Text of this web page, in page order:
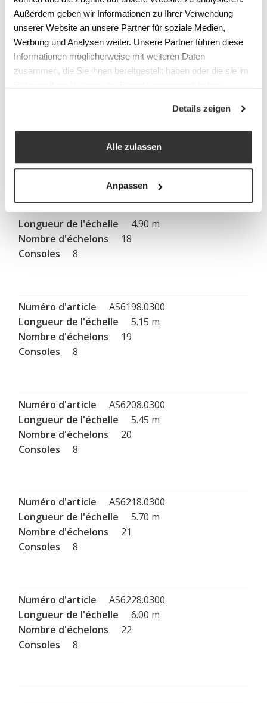
Außerdem geben wir Informationen zu Ihrer Verwendung
unserer Website an unsere Partner für soziale Medien,
Werbung und Analysen weiter. Unsere Partner führen diese
Informationen möglicherweise mit weiteren Daten
zusammen, die Sie ihnen bereitgestellt haben oder die sie im
Details zeigen
Alle zulassen
Anpassen
AS6166.0300
4.30 m
16
6
AS6188.0300
4.90 m
18
8
AS6198.0300
5.15 m
19
8
AS6208.0300
5.45 m
20
8
AS6218.0300
5.70 m
21
8
AS6228.0300
6.00 m
22
8